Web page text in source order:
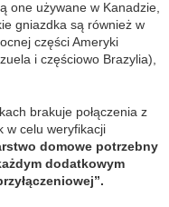
one używane w Kanadzie,
gniazdka są również w
części Ameryki
i częściowo Brazylia),
brakuje połączenia z
w celu weryfikacji
domowe potrzebny
dodatkowym